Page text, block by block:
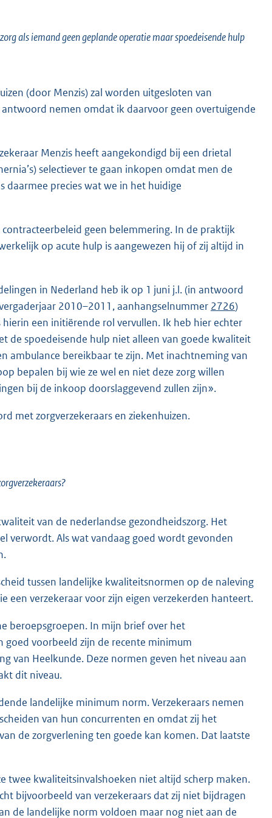
als iemand geen geplande operatie maar spoedeisende hulp
(door Menzis) zal worden uitgesloten van
nemen omdat ik daarvoor geen overtuigende
Menzis heeft aangekondigd bij een drietal
selectiever te gaan inkopen omdat men de
daarmee precies wat we in het huidige
geen belemmering. In de praktijk
op acute hulp is aangewezen hij of zij altijd in
in Nederland heb ik op 1 juni j.l. (in antwoord
2010–2011, aanhangselnummer 2726)
een initiërende rol vervullen. Ik heb hier echter
de spoedeisende hulp niet alleen van goede kwaliteit
ambulance bereikbaar te zijn. Met inachtneming van
bepalen bij wie ze wel en niet deze zorg willen
bij de inkoop doorslaggevend zullen zijn».
met zorgverzekeraars en ziekenhuizen.
van de nederlandse gezondheidszorg. Het
verwordt. Als wat vandaag goed wordt gevonden
tussen landelijke kwaliteitsnormen op de naleving
een verzekeraar voor zijn eigen verzekerden hanteert.
beroepsgroepen. In mijn brief over het
voorbeeld zijn de recente minimum
van Heelkunde. Deze normen geven het niveau aan
dit niveau.
landelijke minimum norm. Verzekeraars nemen
van hun concurrenten en omdat zij het
de zorgverlening ten goede kan komen. Dat laatste
twee kwaliteitsinvalshoeken niet altijd scherp maken.
bijvoorbeeld van verzekeraars dat zij niet bijdragen
de landelijke norm voldoen maar nog niet aan de